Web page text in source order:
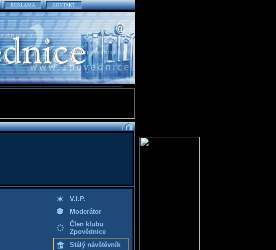
REKLAMA KONTAKT
V.I.P.
Moderátor
Člen klubu
Zpovědnice
Stálý návštěvník